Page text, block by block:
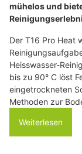
mühelos und
Der T16 Pro Heat
Heisswasser-
bis zu 90° C löst
eingetrockneten
Methoden zur
Weiterlesen